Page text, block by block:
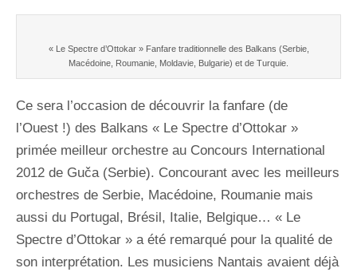
« Le Spectre d’Ottokar » Fanfare traditionnelle des Balkans (Serbie,
Macédoine, Roumanie, Moldavie, Bulgarie) et de Turquie.
Ce sera l’occasion de découvrir la fanfare (de
l’Ouest !) des Balkans « Le Spectre d’Ottokar »
primée meilleur orchestre au Concours International
2012 de Guča (Serbie). Concourant avec les meilleurs
orchestres de Serbie, Macédoine, Roumanie mais
aussi du Portugal, Brésil, Italie, Belgique… « Le
Spectre d’Ottokar » a été remarqué pour la qualité de
son interprétation. Les musiciens Nantais avaient déjà